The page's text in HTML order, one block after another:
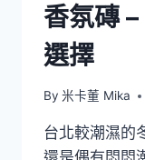
香氛磚
選擇
By 米卡董 Mika
台北較潮濕的